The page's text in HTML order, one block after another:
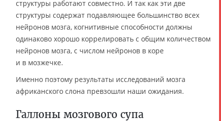
структуры работают совместно. И так как эти две
структуры содержат подавляющее большинство всех
нейронов мозга, когнитивные способности должны
одинаково хорошо коррелировать с общим количеством
нейронов мозга, с числом нейронов в коре
и в мозжечке.
Именно поэтому результаты исследований мозга
африканского слона превзошли наши ожидания.
Галлоны мозгового супа